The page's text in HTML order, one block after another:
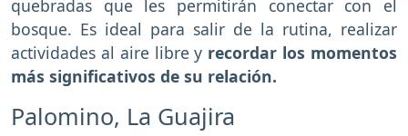
quebradas que les permitirán conectar con el
bosque. Es ideal para salir de la rutina, realizar
actividades al aire libre y recordar los momentos
más significativos de su relación.
Palomino, La Guajira